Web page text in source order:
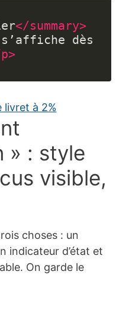
</summary>
dès
p>
» : style
visible,
choses : un
indicateur d’état et
On garde le